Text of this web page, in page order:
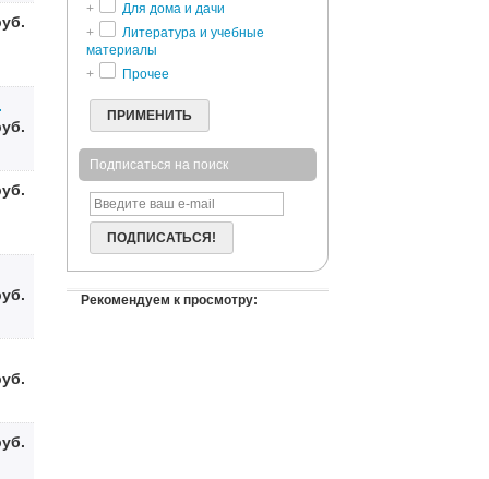
+
Для дома и дачи
+
Литература и учебные
материалы
+
Прочее
ПРИМЕНИТЬ
Подписаться на поиск
ПОДПИСАТЬСЯ!
Рекомендуем к просмотру: